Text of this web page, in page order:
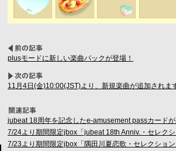
plusモードに新しい楽曲パックが登場！
11月4日(金)10:00(JST)より、新規楽曲が追加されま
jubeat 18周年を記念したe-amusement passカードが
7/24より期間限定jbox「jubeat 18th Anniv.・セレクシ
7/23より期間限定jbox「隅田川夏恋歌・セレクション